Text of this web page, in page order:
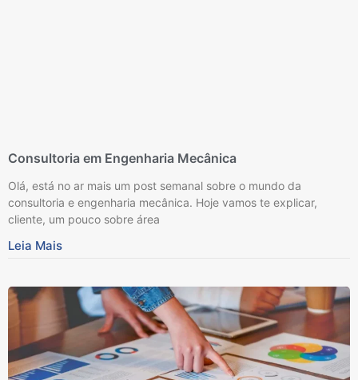
Consultoria em Engenharia Mecânica
Olá, está no ar mais um post semanal sobre o mundo da
consultoria e engenharia mecânica. Hoje vamos te explicar,
cliente, um pouco sobre área
Leia Mais